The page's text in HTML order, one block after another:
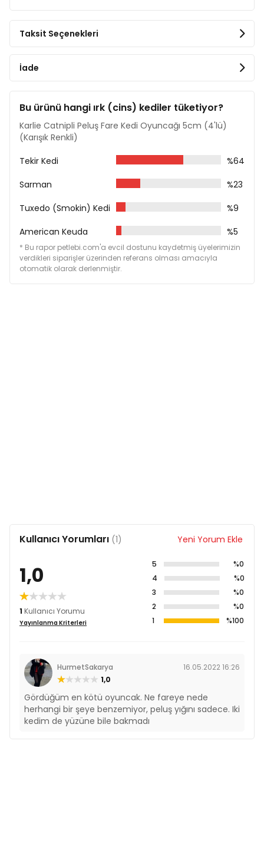
Taksit Seçenekleri
İade
Bu ürünü hangi ırk (cins) kediler tüketiyor?
Karlie Catnipli Peluş Fare Kedi Oyuncağı 5cm (4'lü)
(Karışık Renkli)
Tekir Kedi
%64
Sarman
%23
Tuxedo (Smokin) Kedi
%9
American Keuda
%5
* Bu rapor petlebi.com'a evcil dostunu kaydetmiş üyelerimizin
verdikleri siparişler üzerinden referans olması amacıyla
otomatik olarak derlenmiştir.
Kullanıcı Yorumları (1) Yeni Yorum Ekle
1,0
1 Kullanıcı Yorumu
Yayınlanma Kriterleri
5
%0
4
%0
3
%0
2
%0
1
%100
HurmetSakarya
16.05.2022 16:26
1,0
Gördüğüm en kötü oyuncak. Ne fareye nede
herhangi bir şeye benzemiyor, peluş yığını sadece. Iki
kedim de yüzüne bile bakmadı